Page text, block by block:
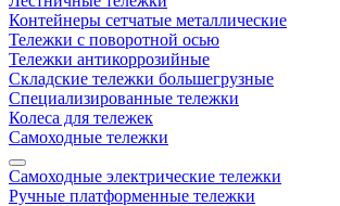
Контейнеры сетчатые металлические
Тележки с поворотной осью
Тележки антикоррозийные
Складские тележки большегрузные
Специализированные тележки
Колеса для тележек
Самоходные тележки
Самоходные электрические тележки
Ручные платформенные тележки